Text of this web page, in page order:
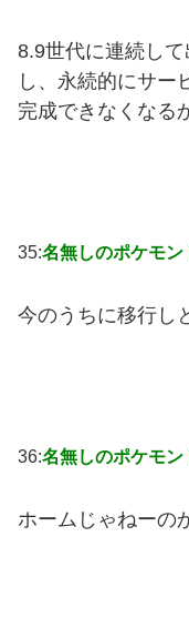
8.9世代に連続し
し、永続的にサー
完成できなくなる
35:名無しのポケモン
今のうちに移行し
36:名無しのポケモン
ホームじゃねーの